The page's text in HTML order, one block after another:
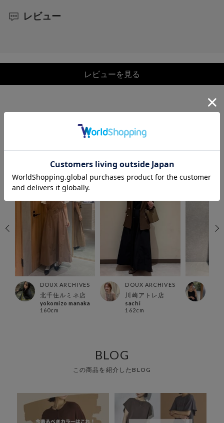
レビュー
レビューを見る
COORDINATE
DOUX ARCHIVES
北千住ルミネ店
yokomizo manaka
160cm
DOUX ARCHIVES
川崎アトレ店
sachi
162cm
BLOG
この商品を紹介したBLOG